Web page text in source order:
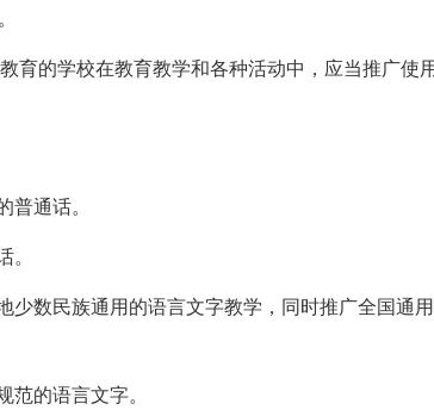
育的学校在教育教学和各种活动中，应当推广使
通话。
少数民族通用的语言文字教学，同时推广全国通
的语言文字。